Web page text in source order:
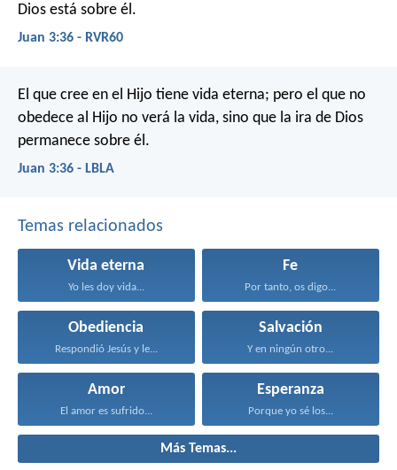
Dios está sobre él.
Juan 3:36 - RVR60
El que cree en el Hijo tiene vida eterna; pero el que no
obedece al Hijo no verá la vida, sino que la ira de Dios
permanece sobre él.
Juan 3:36 - LBLA
Temas relacionados
Vida eterna
Yo les doy vida...
Fe
Por tanto, os digo...
Obediencia
Respondió Jesús y le...
Salvación
Y en ningún otro...
Amor
El amor es sufrido...
Esperanza
Porque yo sé los...
Más Temas...